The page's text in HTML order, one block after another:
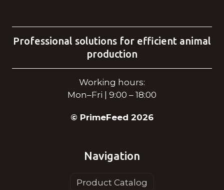
Professional solutions for efficient animal
production
Working hours:
Mon–Fri | 9:00 – 18:00
© PrimeFeed 2026
Navigation
Product Catalog